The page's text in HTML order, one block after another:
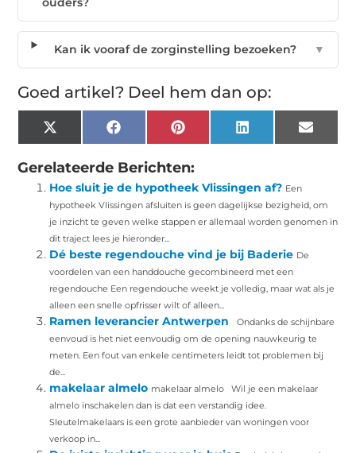
Kan ik vooraf de zorginstelling bezoeken? ▼
Goed artikel? Deel hem dan op:
X
(Twitter)
Facebook Pinterest LinkedIn Email
Gerelateerde Berichten:
Hoe sluit je de hypotheek Vlissingen af? Een
hypotheek Vlissingen afsluiten is geen dagelijkse bezigheid, om
je inzicht te geven welke stappen er allemaal worden genomen in
dit traject lees je hieronder...
Dé beste regendouche vind je bij Baderie De
voordelen van een handdouche gecombineerd met een
regendouche Een regendouche weekt je volledig, maar wat als je
alleen een snelle opfrisser wilt of alleen...
Ramen leverancier Antwerpen
Ondanks de schijnbare
eenvoud is het niet eenvoudig om de opening nauwkeurig te
meten. Een fout van enkele centimeters leidt tot problemen bij
de...
makelaar almelo makelaar almelo Wil je een makelaar
almelo inschakelen dan is dat een verstandig idee.
Sleutelmakelaars is een grote aanbieder van woningen voor
verkoop in...